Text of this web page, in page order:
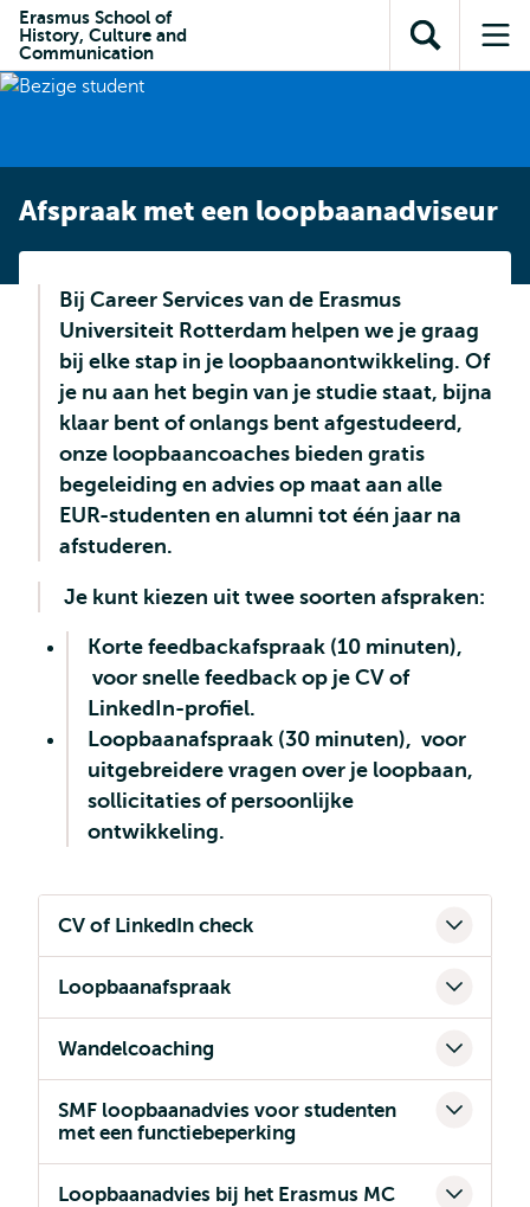
inhoud
Direct naar
subnavigatie
Erasmus School of
History, Culture and
Communication
Toon
zoekveld
Afspraak met een loopbaanadviseur
Bij Career Services van de Erasmus
Universiteit Rotterdam helpen we je graag
bij elke stap in je loopbaanontwikkeling. Of
je nu aan het begin van je studie staat, bijna
klaar bent of onlangs bent afgestudeerd,
onze loopbaancoaches bieden gratis
begeleiding en advies op maat aan alle
EUR-studenten en alumni tot één jaar na
afstuderen.
Je kunt kiezen uit twee soorten afspraken:
Korte feedbackafspraak (10 minuten),
voor snelle feedback op je CV of
LinkedIn-profiel.
Loopbaanafspraak (30 minuten), voor
uitgebreidere vragen over je loopbaan,
sollicitaties of persoonlijke
ontwikkeling.
CV of LinkedIn check
Loopbaanafspraak
Wandelcoaching
SMF loopbaanadvies voor studenten
met een functiebeperking
Loopbaanadvies bij het Erasmus MC